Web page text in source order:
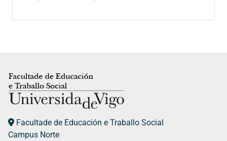
Facultade de Educación e Traballo Social
Campus Norte